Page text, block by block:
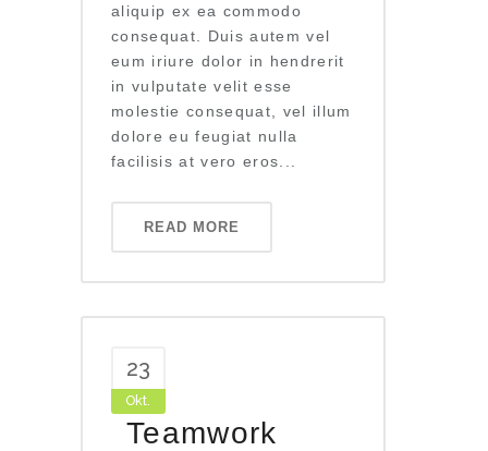
aliquip ex ea commodo
consequat. Duis autem vel
eum iriure dolor in hendrerit
in vulputate velit esse
molestie consequat, vel illum
dolore eu feugiat nulla
facilisis at vero eros...
READ MORE
23
Okt.
Teamwork